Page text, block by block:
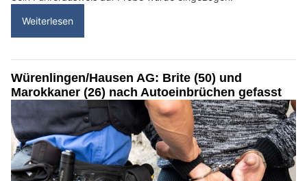
Weiterlesen
Würenlingen/Hausen AG: Brite (50) und
Marokkaner (26) nach Autoeinbrüchen gefasst